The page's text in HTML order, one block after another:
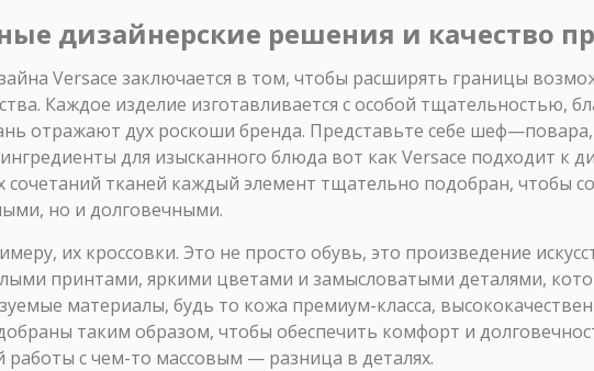
дизайнерские решения и качество
Versace заключается в том, чтобы расширять границы
Каждое изделие изготавливается с особой тщательностью,
отражают дух роскоши бренда. Представьте себе
для изысканного блюда вот как Versace подходит к
сочетаний тканей каждый элемент тщательно подобран, чтобы
но и долговечными.
их кроссовки. Это не просто обувь, это произведение
принтами, яркими цветами и замысловатыми деталями,
материалы, будь то кожа премиум-класса,
таким образом, чтобы обеспечить комфорт и
работы с чем-то массовым — разница в деталях.